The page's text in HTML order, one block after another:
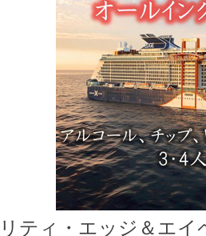
ティ・エッジ＆エ